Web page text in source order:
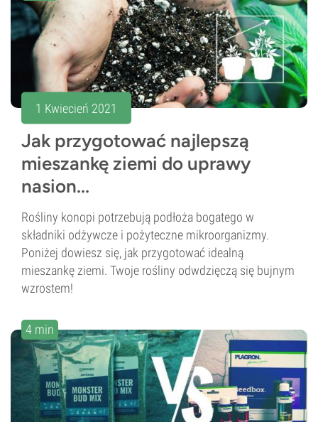
1 Kwiecień 2021
Jak przygotować najlepszą
mieszankę ziemi do uprawy
nasion...
Rośliny konopi potrzebują podłoża bogatego w
składniki odżywcze i pożyteczne mikroorganizmy.
Poniżej dowiesz się, jak przygotować idealną
mieszankę ziemi. Twoje rośliny odwdzięczą się bujnym
wzrostem!
4 min